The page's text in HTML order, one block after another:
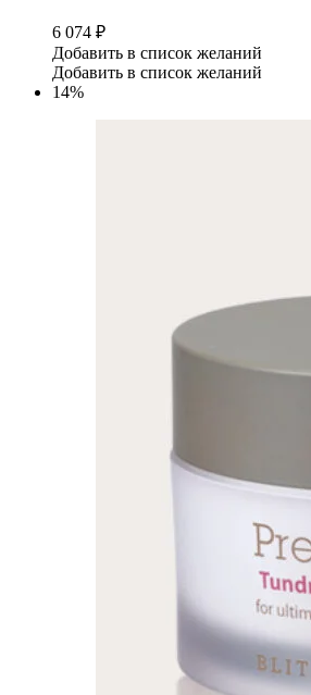
6 074 ₽
Добавить в список желаний
Добавить в список желаний
14%